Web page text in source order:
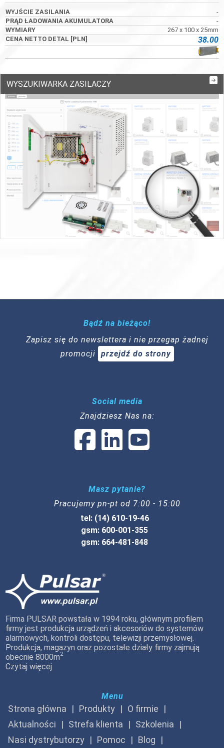
-
-
267 x 100 x 25mm
38.00
WYSZUKIWARKA ZASILACZY
Bądź na bieżąco!
Zapisz się do newslettera i nie przegap żadnej
promocji
przejdź do strony
Social media
Znajdziesz Nas na:
Masz pytanie?
Pracujemy pn-pt od 7:00 - 15:00
tel: (14) 610-19-46
gsm: 600-001-355
gsm: 664-481-848
Firma PULSAR powstała w 1994 roku, głównym profilem
firmy jest produkcja urządzeń i akcesoriów do systemów
alarmowych, kontroli dostępu, telewizji przemysłowej.
Produkcja, magazyn oraz pozostałe działy firmy zajmują
obecnie 8000m2
Czytaj więcej
Menu
Strona główna Produkty
O firmie
Aktualności
Strefa klienta
Szkolenia
Nasi dystrybutorzy
Pomoc Blog